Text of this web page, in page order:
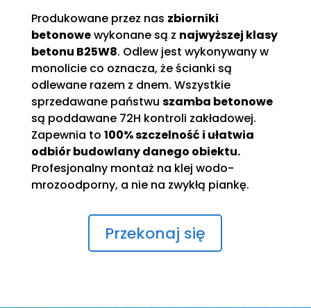
Produkowane przez nas zbiorniki
betonowewykonane są z najwyższej klasy
betonu B25W8. Odlew jest wykonywany w
monolicie co oznacza, że ścianki są
odlewane razem z dnem. Wszystkie
sprzedawane państwu szamba betonowe
są poddawane 72H kontroli zakładowej.
Zapewnia to 100% szczelność i ułatwia
odbiór budowlany danego obiektu.
Profesjonalny montaż na klej wodo-
mrozoodporny, a nie na zwykłą piankę.
Przekonaj się